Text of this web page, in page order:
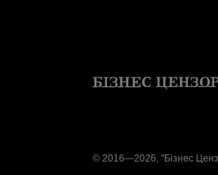
© 2016—2026, "Бізнес